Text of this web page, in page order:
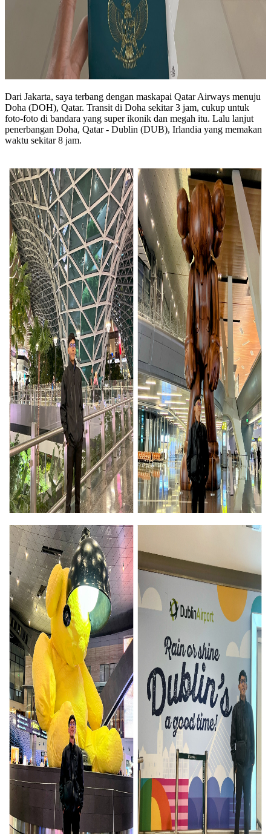
Dari Jakarta, saya terbang dengan maskapai Qatar Airways menuju
Doha (DOH), Qatar. Transit di Doha sekitar 3 jam, cukup untuk
foto-foto di bandara yang super ikonik dan megah itu. Lalu lanjut
penerbangan Doha, Qatar - Dublin (DUB), Irlandia yang memakan
waktu sekitar 8 jam.